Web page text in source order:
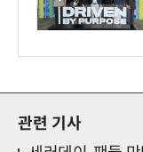
관련 기사